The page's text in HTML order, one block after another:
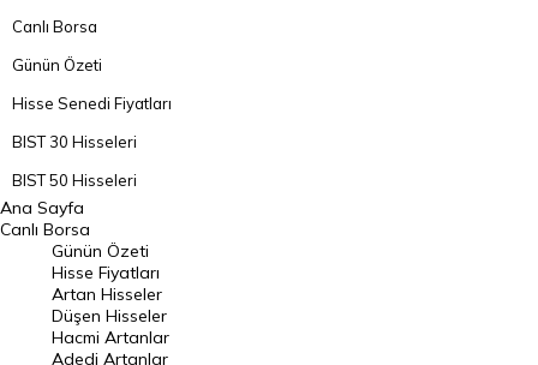
Canlı Borsa
Günün Özeti
Hisse Senedi Fiyatları
BIST 30 Hisseleri
BIST 50 Hisseleri
BIST 100 Hisseleri
En Çok Artan Hisseler
En Çok Düşen Hisseler
Hacmi Artanlar
Ana Sayfa
Canlı Borsa
Günün Özeti
Hisse Fiyatları
Artan Hisseler
Düşen Hisseler
Hacmi Artanlar
Adedi Artanlar